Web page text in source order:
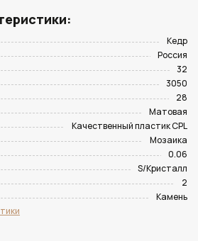
Кедр
Россия
32
3050
28
Матовая
Качественный пластик CPL
Мозаика
0.06
S/Кристалл
2
Камень